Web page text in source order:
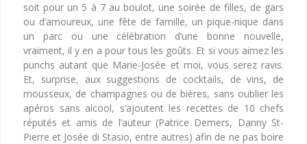
soit pour un 5 à 7 au boulot, une soirée de filles, de gars
ou d’amoureux, une fête de famille, un pique-nique dans
un parc ou une célébration d’une bonne nouvelle,
vraiment, il y en a pour tous les goûts. Et si vous aimez les
punchs autant que Marie-Josée et moi, vous serez ravis.
Et, surprise, aux suggestions de cocktails, de vins, de
mousseux, de champagnes ou de bières, sans oublier les
apéros sans alcool, s’ajoutent les recettes de 10 chefs
réputés et amis de l’auteur (Patrice Demers, Danny St-
Pierre et Josée di Stasio, entre autres) afin de ne pas boire